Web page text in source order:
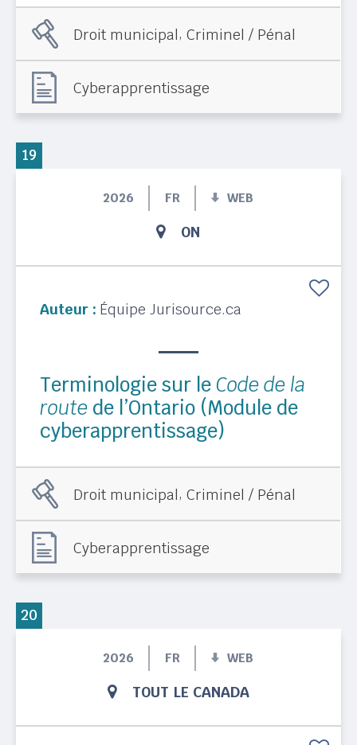
Droit municipal,Criminel / Pénal
Cyberapprentissage
2026 FR WEB
ON
Auteur : Équipe Jurisource.ca
Terminologie sur le Code de la
route de l’Ontario (Module de
cyberapprentissage)
Droit municipal,Criminel / Pénal
Cyberapprentissage
19
2026 FR WEB
TOUT LE CANADA
20